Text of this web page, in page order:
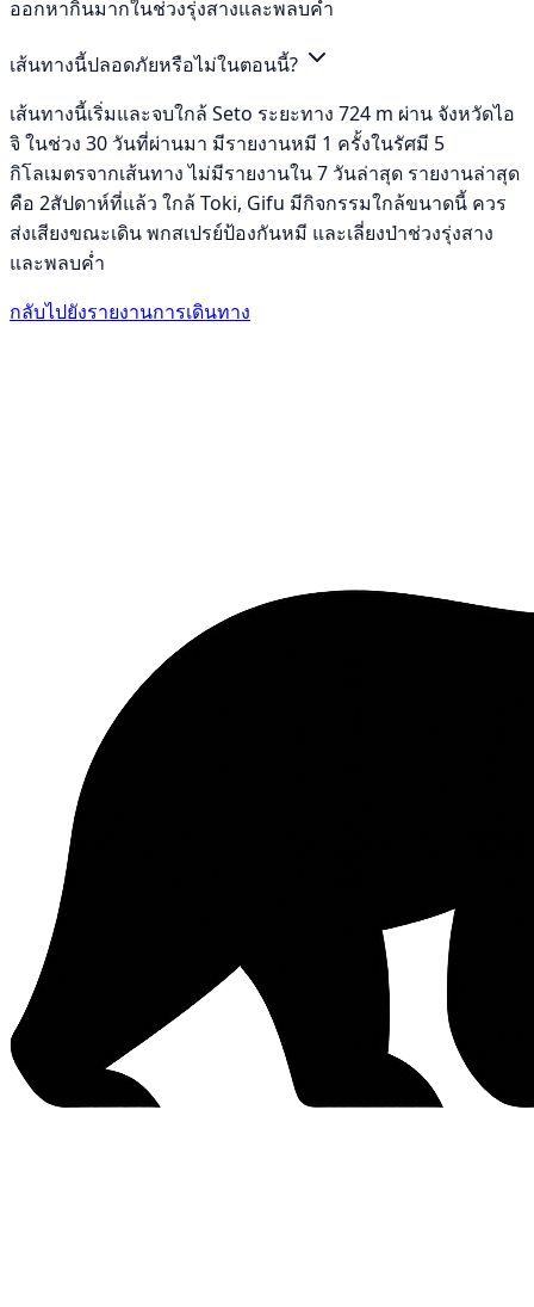
ออกหากินมากในช่วงรุ่งสางและพลบค่ำ
เส้นทางนี้ปลอดภัยหรือไม่ในตอนนี้?
เส้นทางนี้เริ่มและจบใกล้ Seto ระยะทาง 724 m ผ่าน จังหวัดไอ
จิ ในช่วง 30 วันที่ผ่านมา มีรายงานหมี 1 ครั้งในรัศมี 5
กิโลเมตรจากเส้นทาง ไม่มีรายงานใน 7 วันล่าสุด รายงานล่าสุด
คือ 2สัปดาห์ที่แล้ว ใกล้ Toki, Gifu มีกิจกรรมใกล้ขนาดนี้ ควร
ส่งเสียงขณะเดิน พกสเปรย์ป้องกันหมี และเลี่ยงป่าช่วงรุ่งสาง
และพลบค่ำ
กลับไปยังรายงานการเดินทาง